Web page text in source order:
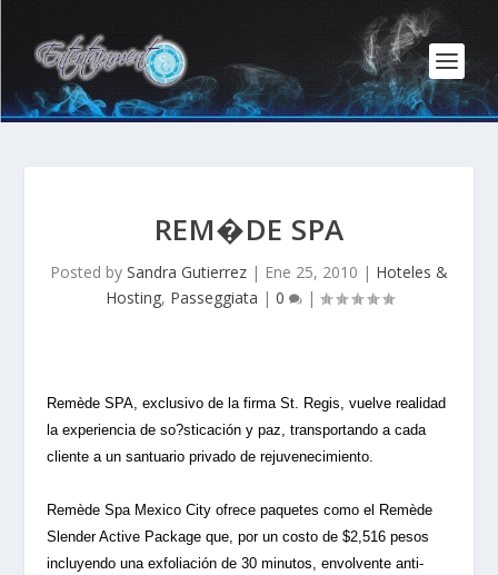
REM�DE SPA
Posted by Sandra Gutierrez | Ene 25, 2010 | Hoteles &
Hosting, Passeggiata | 0 |
Remède SPA, exclusivo de la firma St. Regis, vuelve realidad
la experiencia de so?sticación y paz, transportando a cada
cliente a un santuario privado de rejuvenecimiento.
Remède Spa Mexico City ofrece paquetes como el Remède
Slender Active Package que, por un costo de $2,516 pesos
incluyendo una exfoliación de 30 minutos, envolvente anti-